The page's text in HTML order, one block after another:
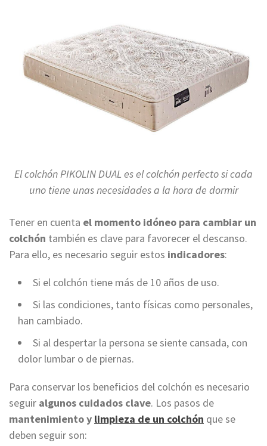
El colchón PIKOLIN DUAL es el colchón perfecto si cada
uno tiene unas necesidades a la hora de dormir
Tener en cuenta el momento idóneo para cambiar un
colchón también es clave para favorecer el descanso.
Para ello, es necesario seguir estos indicadores:
Si el colchón tiene más de 10 años de uso.
Si las condiciones, tanto físicas como personales,
han cambiado.
Si al despertar la persona se siente cansada, con
dolor lumbar o de piernas.
Para conservar los beneficios del colchón es necesario
seguir algunos cuidados clave. Los pasos de
mantenimiento y limpieza de un colchón que se
deben seguir son: